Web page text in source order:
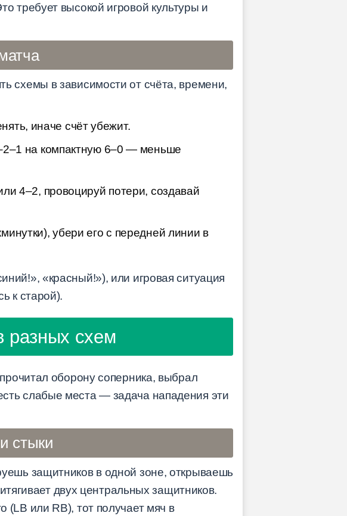
требует высокой игровой культуры и
схемы в зависимости от счёта, времени,
иначе счёт убежит.
на компактную 6–0 — меньше
4–2, провоцируй потери, создавай
убери его с передней линии в
«красный!»), или игровая ситуация
к старой).
разных схем
оборону соперника, выбрал
слабые места — задача нападения эти
стыки
защитников в одной зоне, открываешь
двух центральных защитников.
или RB), тот получает мяч в